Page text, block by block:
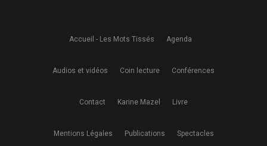
Accueil - Les Mots Tissés Agenda
Audios et vidéos Coin lecture Conférences
Contact Karine Mazel Livre
Mentions Légales Publications Spectacles